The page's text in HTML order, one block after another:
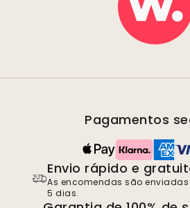
Pagamentos
Envio rápido e
As encomendas são
5 dias.